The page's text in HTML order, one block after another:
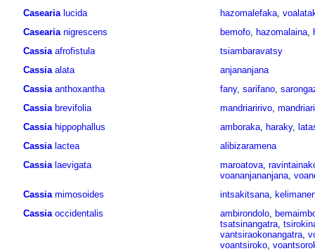
Casearia lucida hazomalefaka,
Casearia nigrescens bemofo, hazomalaina,
Cassia afrofistula
tsiambaravatsy
Cassia alata
anjananjana
Cassia anthoxantha fany, sarifano,
Cassia brevifolia mandriaririvo,
Cassia hippophallus amboraka, haraky,
Cassia lactea
alibizaramena
Cassia laevigata maroatova,
voananjananjana,
Cassia mimosoides intsakitsana,
Cassia occidentalis ambirondolo,
tsatsinangatra,
vantsiraokonangatra,
voantsiroko,